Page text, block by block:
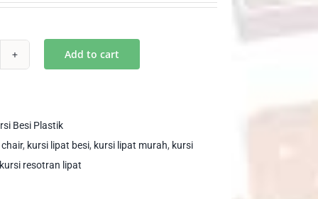
Add to cart
Besi Plastik
, kursi lipat besi, kursi lipat murah, kursi
kursi resotran lipat